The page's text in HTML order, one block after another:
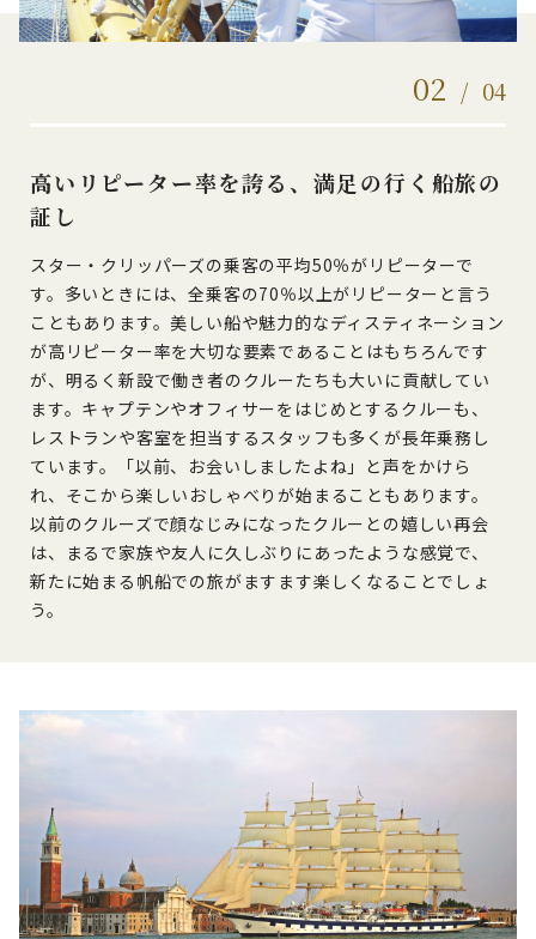
02 / 04
高いリピーター率を誇る、満足の行く船旅の
証し
スター・クリッパーズの乗客の平均50％がリピーターで
す。多いときには、全乗客の70％以上がリピーターと言う
こともあります。美しい船や魅力的なディスティネーション
が高リピーター率を大切な要素であることはもちろんです
が、明るく新設で働き者のクルーたちも大いに貢献してい
ます。キャプテンやオフィサーをはじめとするクルーも、
レストランや客室を担当するスタッフも多くが長年乗務し
ています。「以前、お会いしましたよね」と声をかけら
れ、そこから楽しいおしゃべりが始まることもあります。
以前のクルーズで顔なじみになったクルーとの嬉しい再会
は、まるで家族や友人に久しぶりにあったような感覚で、
新たに始まる帆船での旅がますます楽しくなることでしょ
う。